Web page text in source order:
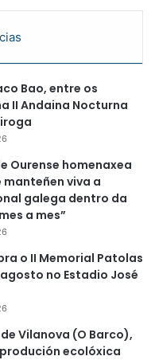
Bao, entre os
II Andaina Nocturna
Ourense homenaxea
manteñen viva a
galega dentro da
a mes”
o II Memorial Patolas
no Estadio José
Vilanova (O Barco),
ecolóxica